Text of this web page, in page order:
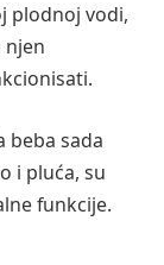
plodnoj vodi,
njen
beba sada
i pluća, su
funkcije.